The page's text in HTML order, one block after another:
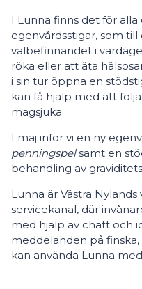
I Lunna finns det för
egenvårdsstigar, som
välbefinnandet i
röka eller att äta
i sin tur öppna en
kan få hjälp med att
magsjuka.
I maj inför vi en ny
penningspelsamt en
behandling av
Lunna är Västra
servicekanal, där
med hjälp av chatt och
meddelanden på
kan använda Lunna